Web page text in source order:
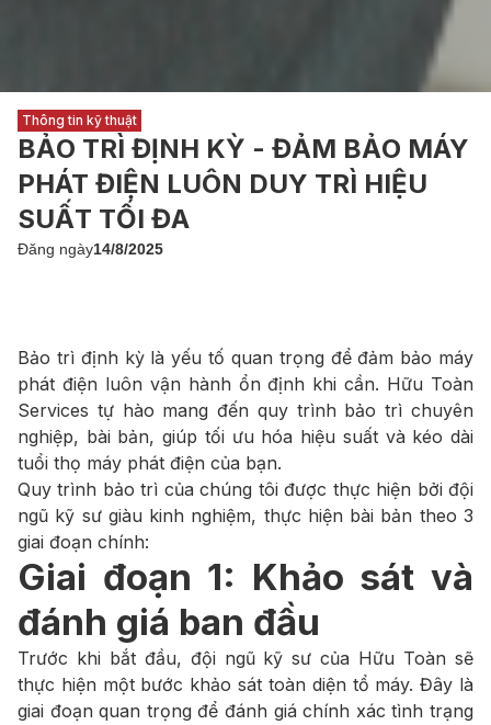
Thông tin kỹ thuật
BẢO TRÌ ĐỊNH KỲ - ĐẢM BẢO MÁY
PHÁT ĐIỆN LUÔN DUY TRÌ HIỆU
SUẤT TỐI ĐA
Đăng ngày14/8/2025
Bảo trì định kỳ là yếu tố quan trọng để đảm bảo máy
phát điện luôn vận hành ổn định khi cần. Hữu Toàn
Services tự hào mang đến quy trình bảo trì chuyên
nghiệp, bài bản, giúp tối ưu hóa hiệu suất và kéo dài
tuổi thọ máy phát điện của bạn.
Quy trình bảo trì của chúng tôi được thực hiện bởi đội
ngũ kỹ sư giàu kinh nghiệm, thực hiện bài bản theo 3
giai đoạn chính:
Giai đoạn 1: Khảo sát và
đánh giá ban đầu
Trước khi bắt đầu, đội ngũ kỹ sư của Hữu Toàn sẽ
thực hiện một bước khảo sát toàn diện tổ máy. Đây là
giai đoạn quan trọng để đánh giá chính xác tình trạng